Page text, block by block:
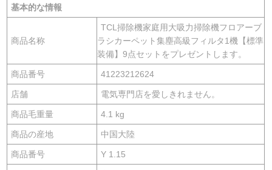
基本的な情報
商品名称
TCL掃除機家庭用大吸力掃除機フロアーブ
ラシカーペット集塵高級フィルタ1機【標準
装備】9点セットをプレゼントします。
商品番号 41223212624
店舗 電気専門店を愛しきれません。
商品毛重量 4.1 kg
商品の産地 中国大陸
商品番号 Y 1.15